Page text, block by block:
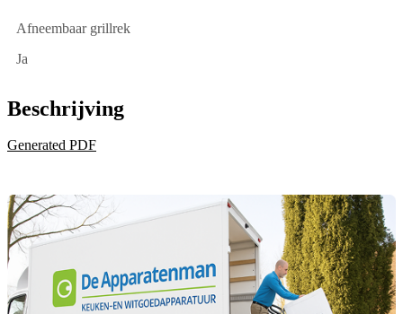
Afneembaar grillrek
Ja
Beschrijving
Generated PDF